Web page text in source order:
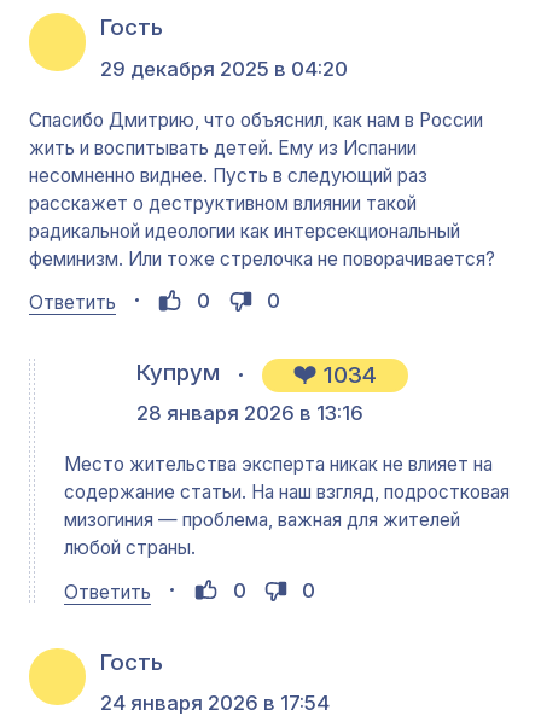
Гость
29 декабря 2025 в 04:20
Спасибо Дмитрию, что объяснил, как нам в России
жить и воспитывать детей. Ему из Испании
несомненно виднее. Пусть в следующий раз
расскажет о деструктивном влиянии такой
радикальной идеологии как интерсекциональный
феминизм. Или тоже стрелочка не поворачивается?
Ответить
0 0
Купрум 1034
28 января 2026 в 13:16
Место жительства эксперта никак не влияет на
содержание статьи. На наш взгляд, подростковая
мизогиния — проблема, важная для жителей
любой страны.
Ответить
0 0
Гость
24 января 2026 в 17:54